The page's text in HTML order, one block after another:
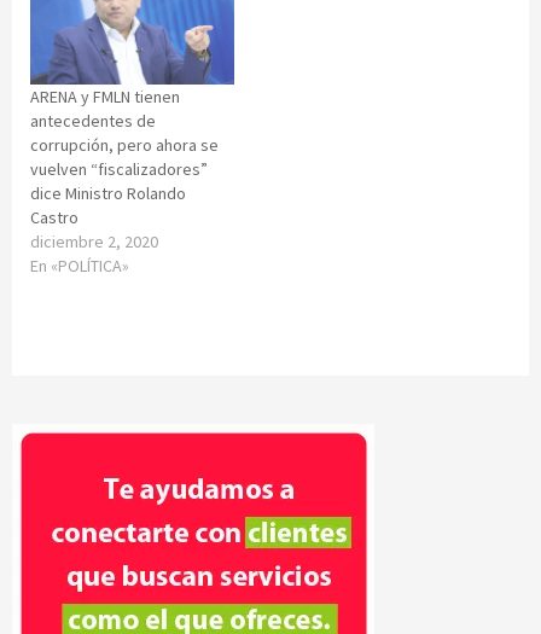
ARENA y FMLN tienen
antecedentes de
corrupción, pero ahora se
vuelven “fiscalizadores”
dice Ministro Rolando
Castro
diciembre 2, 2020
En «POLÍTICA»